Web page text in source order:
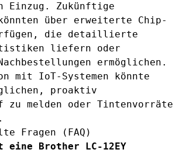
Einzug. Zukünftige
über erweiterte Chip-
die detaillierte
liefern oder
ermöglichen.
mit IoT-Systemen könnte
proaktiv
zu melden oder Tintenvorräte
Fragen (FAQ)
eine Brother LC-12EY